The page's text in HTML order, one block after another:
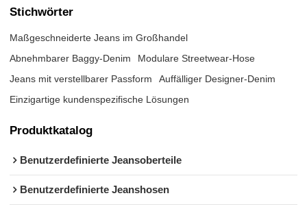
Stichwörter
Maßgeschneiderte Jeans im Großhandel
Abnehmbarer Baggy-Denim
Modulare Streetwear-Hose
Jeans mit verstellbarer Passform
Auffälliger Designer-Denim
Einzigartige kundenspezifische Lösungen
Produktkatalog
Benutzerdefinierte Jeansoberteile
Benutzerdefinierte Jeanshosen